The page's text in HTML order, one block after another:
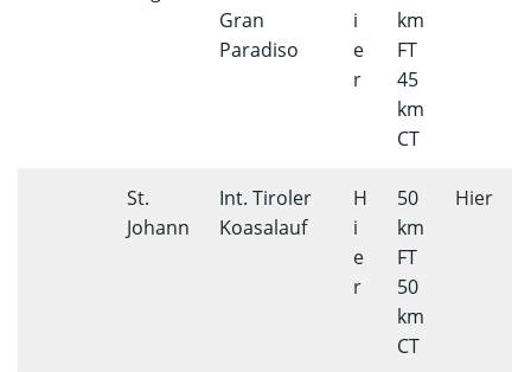
Gran
Paradiso
i
e
r
km
FT
45
km
CT
St.
Johann
Int. Tiroler
Koasalauf
H
i
e
r
50
km
FT
50
km
CT
Hier